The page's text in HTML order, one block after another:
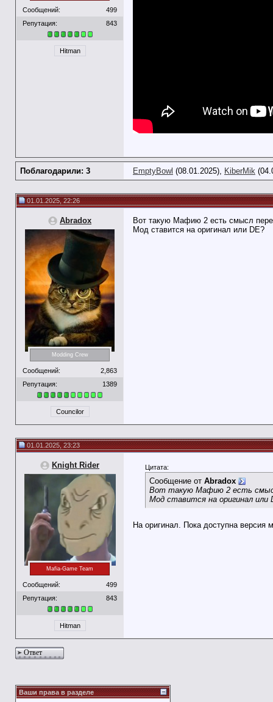
Сообщений:
499
Репутация:
843
Hitman
Поблагодарили: 3 EmptyBowl (08.01.2025), KiberMik
01.01.2025, 22:26
Abradox
Modding Crew
Сообщений:
2,863
Репутация:
1389
Councilor
Вот такую Мафию 2 есть смысл
Мод ставится на оригинал или DE?
01.01.2025, 23:23
Knight Rider
Mafia-Game Team
Сообщений:
499
Репутация:
843
Hitman
Цитата:
Сообщение от Abradox
Вот такую Мафию 2 есть
Мод ставится на оригинал или
На оригинал. Пока доступна версия
Ответ
Ваши права в разделе